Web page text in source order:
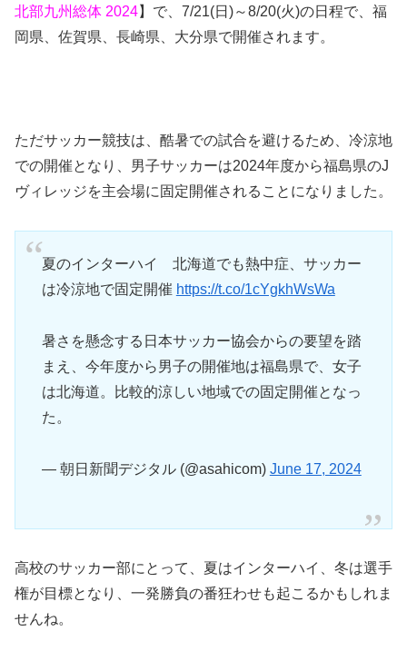
北部九州総体 2024】で、7/21(日)～8/20(火)の日程で、福
岡県、佐賀県、長崎県、大分県で開催されます。
ただサッカー競技は、酷暑での試合を避けるため、冷涼地
での開催となり、男子サッカーは2024年度から福島県のJ
ヴィレッジを主会場に固定開催されることになりました。
夏のインターハイ 北海道でも熱中症、サッカー
は冷涼地で固定開催 https://t.co/1cYgkhWsWa
暑さを懸念する日本サッカー協会からの要望を踏
まえ、今年度から男子の開催地は福島県で、女子
は北海道。比較的涼しい地域での固定開催となっ
た。
— 朝日新聞デジタル (@asahicom) June 17, 2024
高校のサッカー部にとって、夏はインターハイ、冬は選手
権が目標となり、一発勝負の番狂わせも起こるかもしれま
せんね。